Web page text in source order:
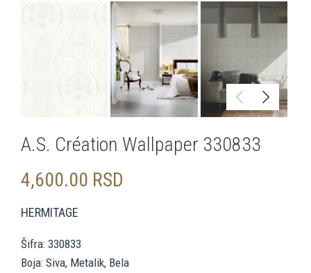
A.S. Création Wallpaper 330833
4,600.00 RSD
HERMITAGE
Šifra: 330833
Boja: Siva, Metalik, Bela